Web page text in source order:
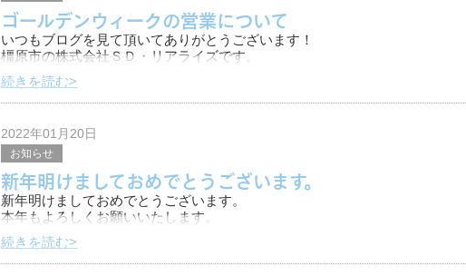
ゴールデンウィークの営業について
いつもブログを見て頂いてありがとうございます！
橿原市の株式会社ＳＤ・リアライズです。
こちらでGWに関する情報を発信致します。
今年のGWは休日返上で営業させて頂いております。
続きを読む>
2022年01月20日
お知らせ
新年明けましておめでとうございます。
新年明けましておめでとうございます。
本年もよろしくお願いいたします。
橿原市の株式会社SD・リアライズです。
続きを読む>